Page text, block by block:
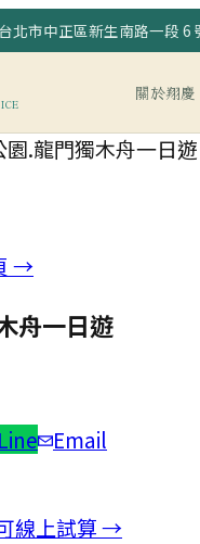
台北市中正區新生南路一段 6
關於翔慶
.龍門獨木舟一日遊
→
舟一日遊
Line
Email
線上試算 →